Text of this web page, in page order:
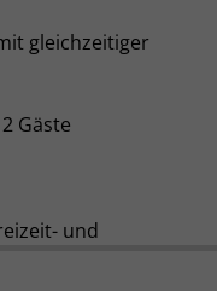
gleichzeitiger
Gäste
und